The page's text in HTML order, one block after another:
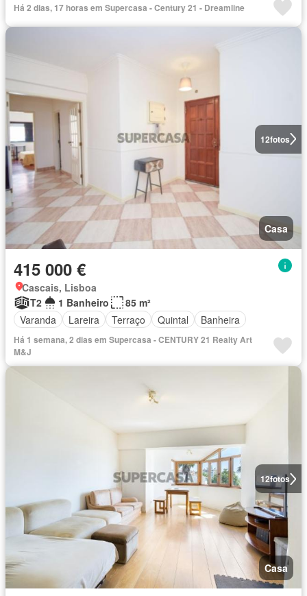
Há 2 dias, 17 horas em Supercasa - Century 21 - Dreamline
12fotos
Casa
415 000 €
Cascais, Lisboa
T2
1 Banheiro
85 m²
Varanda
Lareira Terraço Quintal Banheira
Há 1 semana, 2 dias em Supercasa - CENTURY 21 Realty Art
M&J
12fotos
Casa